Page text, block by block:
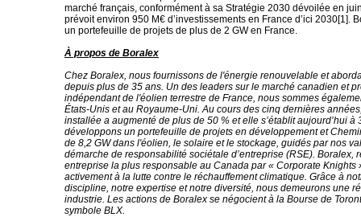
marché français, conformément à sa Stratégie 2030 dévoilée en
prévoit environ 950 M€ d’investissements en France d’ici 2030[1].
un portefeuille de projets de plus de 2 GW en France.
À propos de Boralex
Chez Boralex, nous fournissons de l'énergie renouvelable et
depuis plus de 35 ans. Un des leaders sur le marché canadien et
indépendant de l'éolien terrestre de France, nous sommes
États-Unis et au Royaume-Uni. Au cours des cinq dernières
installée a augmenté de plus de 50 % et elle s’établit aujourd’hui à
développons un portefeuille de projets en développement et
de 8,2 GW dans l'éolien, le solaire et le stockage, guidés par nos
démarche de responsabilité sociétale d’entreprise (RSE). Boralex,
entreprise la plus responsable au Canada par « Corporate Knights
activement à la lutte contre le réchauffement climatique. Grâce à
discipline, notre expertise et notre diversité, nous demeurons une
industrie. Les actions de Boralex se négocient à la Bourse de
symbole BLX.